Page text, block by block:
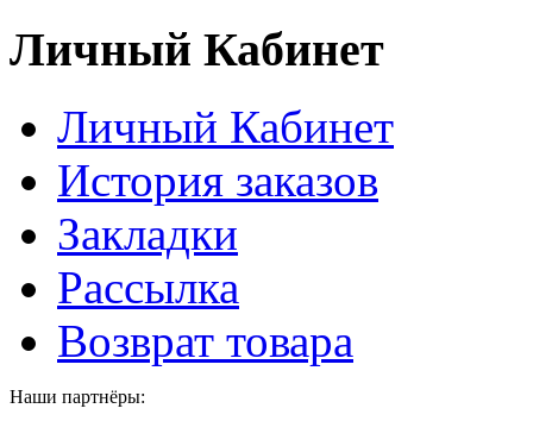
Личный Кабинет
Личный Кабинет
История заказов
Закладки
Рассылка
Возврат товара
Наши партнёры: